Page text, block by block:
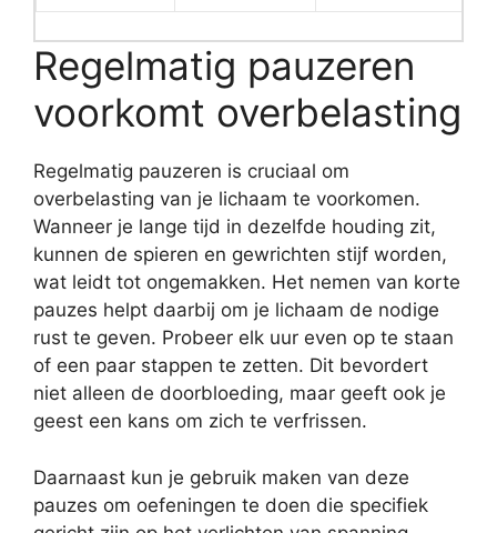
Regelmatig pauzeren
voorkomt overbelasting
Regelmatig pauzeren is cruciaal om
overbelasting van je lichaam te voorkomen.
Wanneer je lange tijd in dezelfde houding zit,
kunnen de spieren en gewrichten stijf worden,
wat leidt tot ongemakken. Het nemen van korte
pauzes helpt daarbij om je lichaam de nodige
rust te geven. Probeer elk uur even op te staan
of een paar stappen te zetten. Dit bevordert
niet alleen de doorbloeding, maar geeft ook je
geest een kans om zich te verfrissen.
Daarnaast kun je gebruik maken van deze
pauzes om oefeningen te doen die specifiek